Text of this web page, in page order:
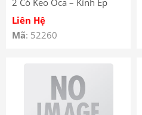
2 Có Keo Oca – Kính Ép
Màn Hình Oppo Realme GT
Neo 2 có keo OCA
Liên Hệ
Mã: 52260